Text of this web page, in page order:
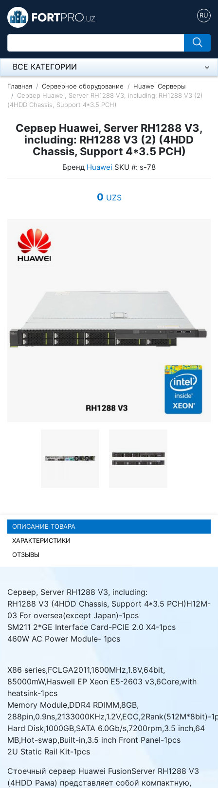
RU
ВСЕ КАТЕГОРИИ
Микрофон
Напольные розетки
Оборудование Mikrotik
Пылесос
Стереосистемы
Серверное оборудование
Мышки и Клавиатуры
Сетевое оборудование
Комплектующие ПК
Главная Серверное оборудование
Huawei Серверы
Сервер Huawei, Server RH1288 V3, including: RH1288 V3 (2)
(4HDD Chassis, Support 4*3.5 PCH)
Сервер Huawei, Server RH1288 V3,
including: RH1288 V3 (2) (4HDD
Chassis, Support 4*3.5 PCH)
Бренд Huawei SKU #: s-78
0 UZS
ОПИСАНИЕ ТОВАРА
ХАРАКТЕРИСТИКИ
ОТЗЫВЫ
Сервер, Server RH1288 V3, including:
RH1288 V3 (4HDD Chassis, Support 4*3.5 PCH)H12M-
03 For oversea(except Japan)-1pcs
SM211 2*GE Interface Card-PCIE 2.0 X4-1pcs
460W AC Power Module- 1pcs
X86 series,FCLGA2011,1600MHz,1.8V,64bit,
85000mW,Haswell EP Xeon E5-2603 v3,6Core,with
heatsink-1pcs
Memory Module,DDR4 RDIMM,8GB,
288pin,0.9ns,2133000KHz,1.2V,ECC,2Rank(512M*8bit)-
Hard Disk,1000GB,SATA 6.0Gb/s,7200rpm,3.5 inch,64
MB,Hot-swap,Built-in,3.5 inch Front Panel-1pcs
2U Static Rail Kit-1pcs
Стоечный сервер Huawei FusionServer RH1288 V3
(4HDD Рама) представляет собой компактную,